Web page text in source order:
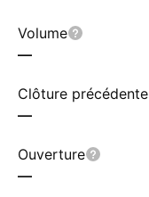
Volume
—
Clôture précédente
—
Ouverture
—